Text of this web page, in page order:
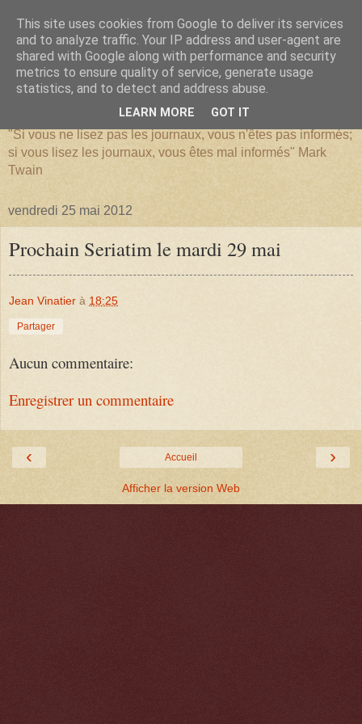
SERIATIM
"Si vous ne lisez pas les journaux, vous n'êtes pas informés;
si vous lisez les journaux, vous êtes mal informés" Mark
Twain
vendredi 25 mai 2012
Prochain Seriatim le mardi 29 mai
Jean Vinatier à 18:25
Partager
Aucun commentaire:
Enregistrer un commentaire
‹ ›
Accueil
Afficher la version Web
This site uses cookies from Google to deliver its services
and to analyze traffic. Your IP address and user-agent are
shared with Google along with performance and security
metrics to ensure quality of service, generate usage
statistics, and to detect and address abuse.
LEARN MORE GOT IT